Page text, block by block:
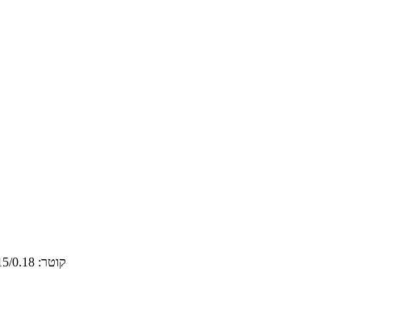
קוטר: 0.10/0.12/0.15/0.18 מ"מ חבילה: 16 ק"ג לקרטון אריזה: קרטון וגומייה זמן אספקה: 10-15 ימים